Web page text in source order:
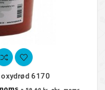
6170